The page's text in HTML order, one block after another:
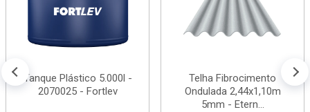
Tanque Plástico 5.000l -
2070025 - Fortlev
Telha Fibrocimento
Ondulada 2,44x1,10m
5mm - Etern...